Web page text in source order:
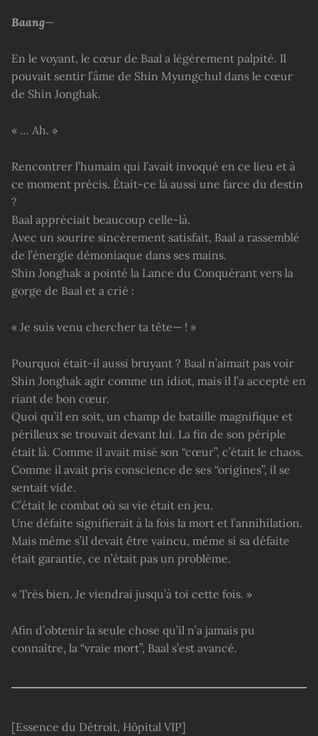
Baang—
En le voyant, le cœur de Baal a légèrement palpité. Il
pouvait sentir l’âme de Shin Myungchul dans le cœur
de Shin Jonghak.
« … Ah. »
Rencontrer l’humain qui l’avait invoqué en ce lieu et à
ce moment précis. Était-ce là aussi une farce du destin
?
Baal appréciait beaucoup celle-là.
Avec un sourire sincèrement satisfait, Baal a rassemblé
de l’énergie démoniaque dans ses mains.
Shin Jonghak a pointé la Lance du Conquérant vers la
gorge de Baal et a crié :
« Je suis venu chercher ta tête— ! »
Pourquoi était-il aussi bruyant ? Baal n’aimait pas voir
Shin Jonghak agir comme un idiot, mais il l’a accepté en
riant de bon cœur.
Quoi qu’il en soit, un champ de bataille magnifique et
périlleux se trouvait devant lui. La fin de son périple
était là. Comme il avait misé son “cœur”, c’était le chaos.
Comme il avait pris conscience de ses “origines”, il se
sentait vide.
C’était le combat où sa vie était en jeu.
Une défaite signifierait à la fois la mort et l’annihilation.
Mais même s’il devait être vaincu, même si sa défaite
était garantie, ce n’était pas un problème.
« Très bien. Je viendrai jusqu’à toi cette fois. »
Afin d’obtenir la seule chose qu’il n’a jamais pu
connaître, la “vraie mort”, Baal s’est avancé.
[Essence du Détroit, Hôpital VIP]